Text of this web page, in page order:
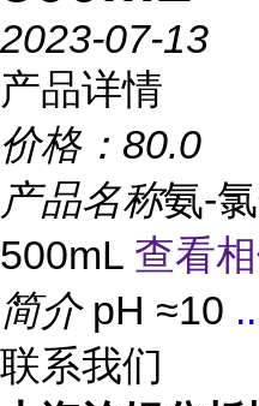
2023-07-13
产品详情
价格： 80.0
产品名称氨-
500mL 查看
简介 pH ≈10
联系我们